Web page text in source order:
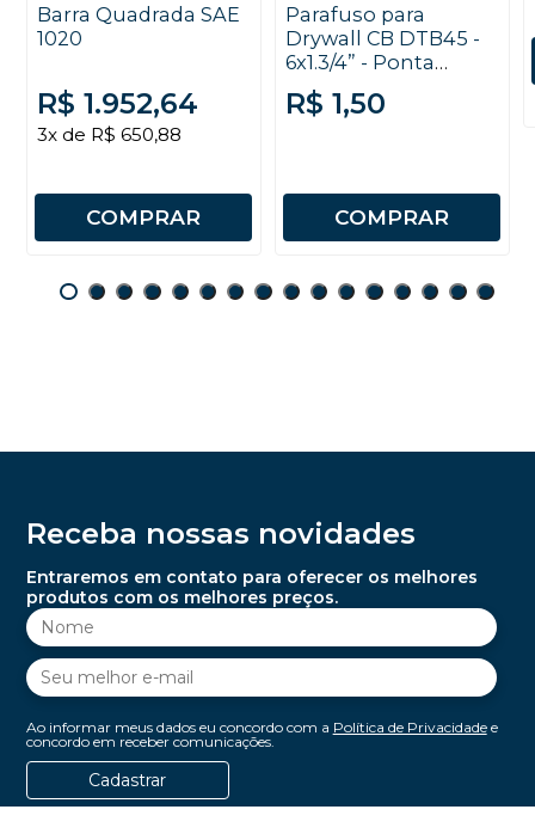
Barra Quadrada SAE
1020
R$ 1.952,64
3x de R$ 650,88
COMPRAR
Parafuso para
Drywall CB DTB45 -
6x1.3/4” - Ponta
Broca - Fosfatizado -
Trombeta - Chave
R$ 1,50
COMPRAR
Receba nossas novidades
Entraremos em contato para oferecer os melhores
produtos com os melhores preços.
Ao informar meus dados eu concordo com a Política de Privacidadee
concordo em receber comunicações.
Cadastrar